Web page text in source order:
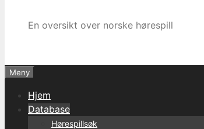
En oversikt over norske hørespill
Meny
Hjem
Database
Hørespillsøk